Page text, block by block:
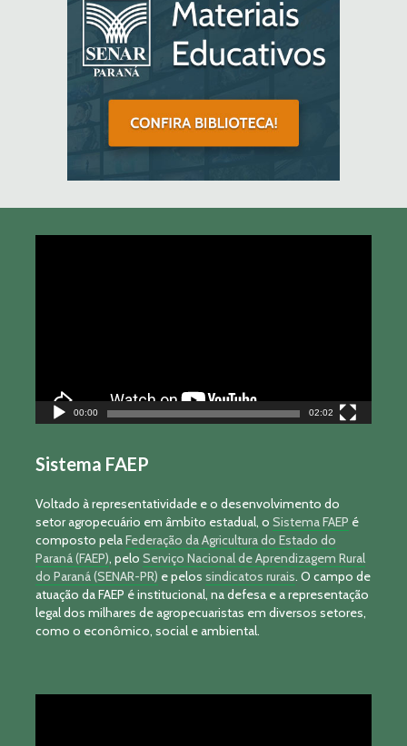
00:00 02:02
Sistema FAEP
Voltado à representatividade e o desenvolvimento do
setor agropecuário em âmbito estadual, o Sistema FAEP é
composto pelaFederação da Agricultura do Estado do
Paraná (FAEP), pelo Serviço Nacional de Aprendizagem Rural
do Paraná (SENAR-PR) e pelos sindicatos rurais. O campo de
atuação da FAEP é institucional, na defesa e a representação
legal dos milhares de agropecuaristas em diversos setores,
como o econômico, social e ambiental.